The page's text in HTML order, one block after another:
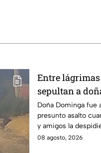
Entre
sepultan a
asesinada
Puebla
Doña Dominga fue
presunto asalto
y amigos la
justicia.
08 agosto, 2026